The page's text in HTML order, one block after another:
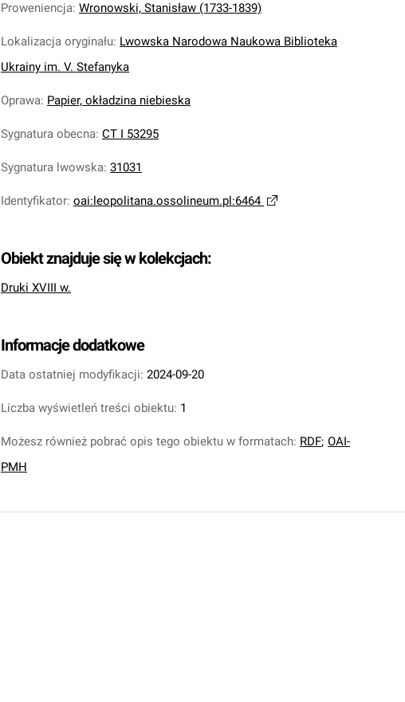
Proweniencja: Wronowski, Stanisław (1733-1839)
Lokalizacja oryginału: Lwowska Narodowa Naukowa Biblioteka
Ukrainy im. V. Stefanyka
Oprawa: Papier, okładzina niebieska
Sygnatura obecna: CT I 53295
Sygnatura lwowska: 31031
Identyfikator: oai:leopolitana.ossolineum.pl:6464
Obiekt znajduje się w kolekcjach:
Druki XVIII w.
Informacje dodatkowe
Data ostatniej modyfikacji: 2024-09-20
Liczba wyświetleń treści obiektu: 1
Możesz również pobrać opis tego obiektu w formatach: RDF; OAI-
PMH